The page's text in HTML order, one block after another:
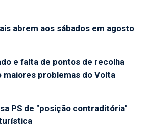
abrem aos sábados em agosto
e falta de pontos de recolha
maiores problemas do Volta
PS de "posição contraditória"